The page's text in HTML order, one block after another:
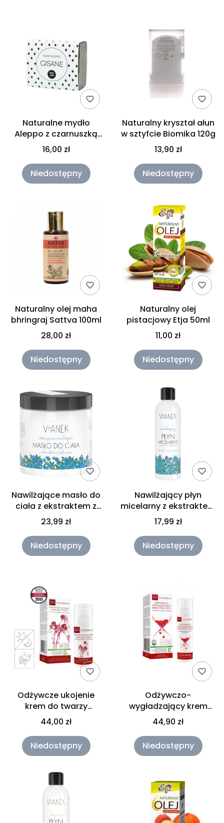
Naturalne mydło
Aleppo z czarnuszką
GISANE 125g
16,00 zł
Niedostępny
Naturalny kryształ ałun
w sztyfcie Biomika 120g
13,90 zł
Niedostępny
Naturalny olej maha
bhringraj Sattva 100ml
28,00 zł
Niedostępny
Naturalny olej
pistacjowy Etja 50ml
11,00 zł
Niedostępny
Nawilżające masło do
ciała z ekstraktem z
ziela owsa Vianek
250ml
23,99 zł
Niedostępny
Nawilżający płyn
micelarny z ekstraktem
z robinii akacjowej
Vianek 200ml
17,99 zł
Niedostępny
Odżywcze ukojenie
krem do twarzy
GoCranberry 50ml
44,00 zł
Niedostępny
Odżywczo-
wygładzający krem
pod oczy GoCranberry
30ml
44,90 zł
Niedostępny